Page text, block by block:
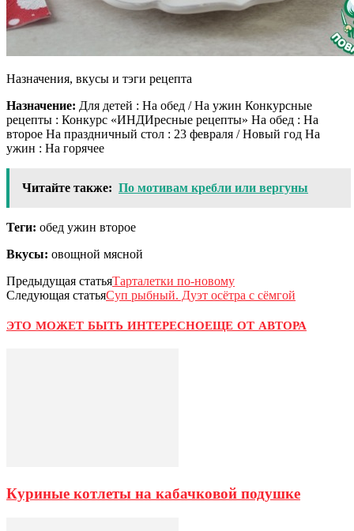
Назначения, вкусы и тэги рецепта
Назначение: Для детей : На обед / На ужин Конкурсные
рецепты : Конкурс «ИНДИресные рецепты» На обед : На
второе На праздничный стол : 23 февраля / Новый год На
ужин : На горячее
Читайте также: По мотивам кребли или вергуны
Теги: обед ужин второе
Вкусы: овощной мясной
Предыдущая статьяТарталетки по-новому
Следующая статьяСуп рыбный. Дуэт осётра с сёмгой
ЭТО МОЖЕТ БЫТЬ ИНТЕРЕСНОЕЩЕ ОТ АВТОРА
Куриные котлеты на кабачковой подушке